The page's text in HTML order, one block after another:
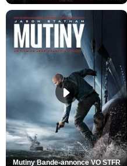
Mutiny Bande-annonce VO STFR